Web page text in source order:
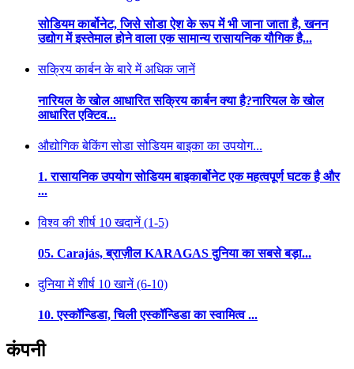
सोडियम कार्बोनेट, जिसे सोडा ऐश के रूप में भी जाना जाता है, खनन
उद्योग में इस्तेमाल होने वाला एक सामान्य रासायनिक यौगिक है...
सक्रिय कार्बन के बारे में अधिक जानें
नारियल के खोल आधारित सक्रिय कार्बन क्या है?नारियल के खोल
आधारित एक्टिव...
औद्योगिक बेकिंग सोडा सोडियम बाइका का उपयोग...
1. रासायनिक उपयोग सोडियम बाइकार्बोनेट एक महत्वपूर्ण घटक है और
...
विश्व की शीर्ष 10 खदानें (1-5)
05. Carajás, ब्राज़ील KARAGAS दुनिया का सबसे बड़ा...
दुनिया में शीर्ष 10 खानें (6-10)
10. एस्कॉन्डिडा, चिली एस्कॉन्डिडा का स्वामित्व ...
कंपनी